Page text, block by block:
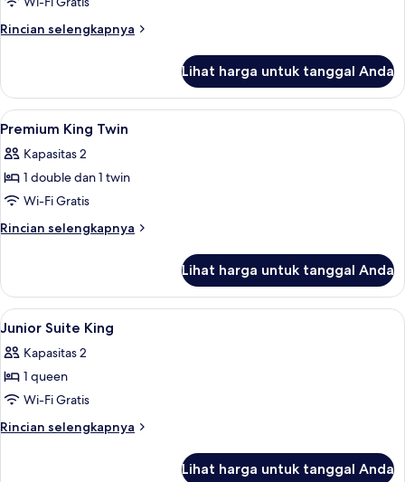
Rincian selengkapnya
Rincian
Standard
Lihat harga untuk tanggal Anda
Lihat
semua
foto
untuk
Premium
King
Seprai antialergi, busa memori,
4
Premium King Twin
Kapasitas 2
1 double dan 1 twin
Wi-Fi Gratis
Rincian selengkapnya
Rincian
Premium
King
Twin
Lihat harga untuk tanggal Anda
Lihat
semua
foto
untuk
Junior
Suite
Seprai antialergi, busa memori,
7
Junior Suite King
Kapasitas 2
1 queen
Wi-Fi Gratis
Rincian selengkapnya
Rincian
Lihat harga untuk tanggal Anda